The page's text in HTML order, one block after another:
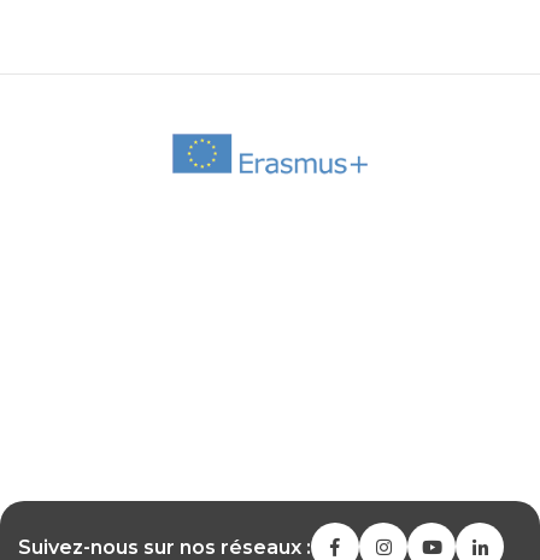
Suivez-nous sur nos réseaux :